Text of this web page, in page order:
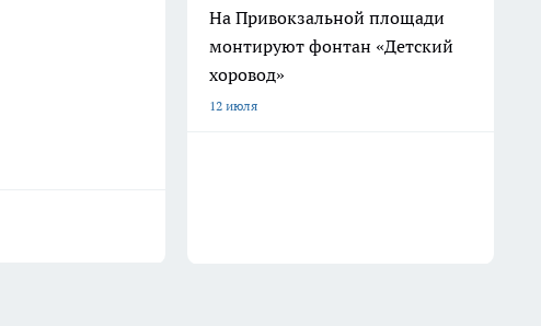
На Привокзальной площади
монтируют фонтан «Детский
хоровод»
12 июля